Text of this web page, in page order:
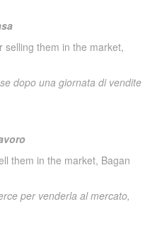
selling them in the market,
dopo una giornata di vendite
them in the market, Bagan
per venderla al mercato,